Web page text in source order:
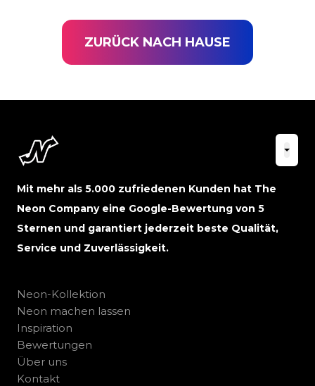
ZURÜCK NACH HAUSE
Mit mehr als 5.000 zufriedenen Kunden hat The
Neon Company eine Google-Bewertung von 5
Sternen und garantiert jederzeit beste Qualität,
Service und Zuverlässigkeit.
Neon-Kollektion
Neon machen lassen
Inspiration
Bewertungen
Über uns
Kontakt